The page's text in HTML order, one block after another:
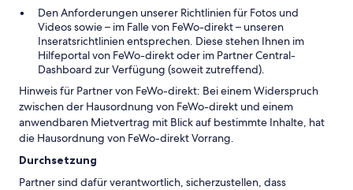
Den Anforderungen unserer Richtlinien für Fotos und
Videos sowie – im Falle von FeWo-direkt – unseren
Inseratsrichtlinien entsprechen. Diese stehen Ihnen im
Hilfeportal von FeWo-direkt oder im Partner Central-
Dashboard zur Verfügung (soweit zutreffend).
Hinweis für Partner von FeWo-direkt: Bei einem Widerspruch
zwischen der Hausordnung von FeWo-direkt und einem
anwendbaren Mietvertrag mit Blick auf bestimmte Inhalte, hat
die Hausordnung von FeWo-direkt Vorrang.
Durchsetzung
Partner sind dafür verantwortlich, sicherzustellen, dass